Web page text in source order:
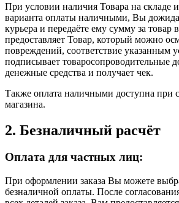
При условии наличия Товара на складе
варианта оплаты наличными, Вы
курьера и передаёте ему сумму за товар
предоставляет Товар, который можно
повреждений, соответствие указанным
подписывает товаросопроводительные
денежные средства и получает чек.
Также оплата наличными доступна при
магазина.
2. Безналичный расчёт
Оплата для частных лиц:
При оформлении заказа Вы можете
безналичной оплаты. После